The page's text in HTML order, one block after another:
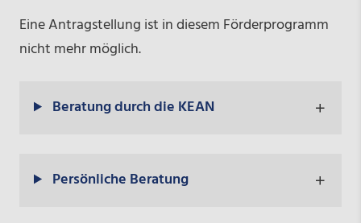
Eine Antragstellung ist in diesem Förderprogramm
nicht mehr möglich.
Beratung durch die KEAN
Persönliche Beratung